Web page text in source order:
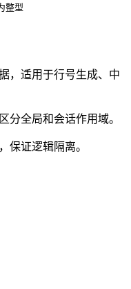
，适用于行号生成、中
分全局和会话作用域。
保证逻辑隔离。